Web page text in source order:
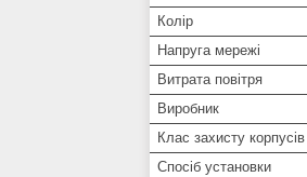
Колір
Напруга мережі
Витрата повітря
Виробник
Клас захисту
Спосіб установки